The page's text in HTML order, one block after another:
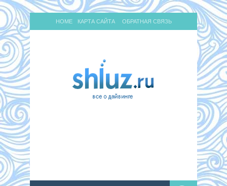
HOME КАРТА САЙТА ОБРАТНАЯ СВЯЗЬ